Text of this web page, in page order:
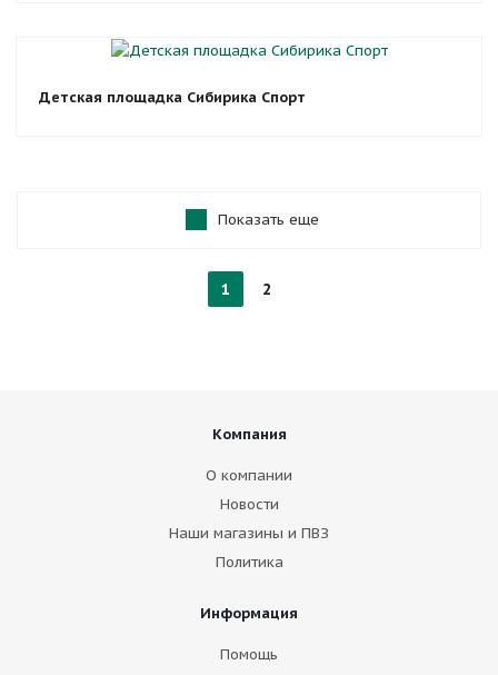
Детская площадка Сибирика Спорт
Показать еще
1 2
Компания
О компании
Новости
Наши магазины и ПВЗ
Политика
Информация
Помощь